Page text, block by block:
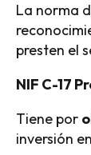
La norma
presten el
NIF C-17
Tiene por
inversión